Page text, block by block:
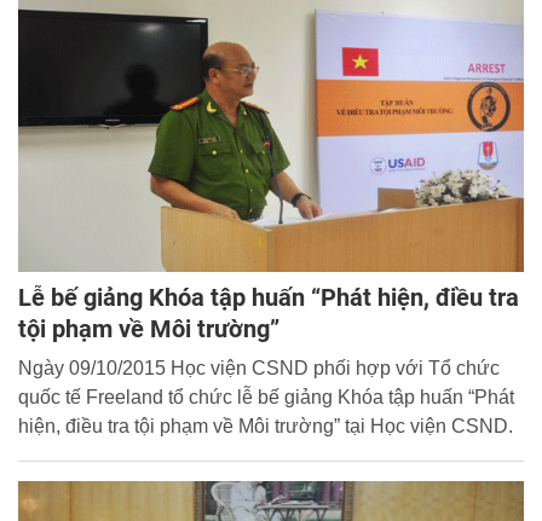
Lễ bế giảng Khóa tập huấn “Phát hiện, điều tra
tội phạm về Môi trường”
Ngày 09/10/2015 Học viện CSND phối hợp với Tổ chức
quốc tế Freeland tổ chức lễ bế giảng Khóa tập huấn “Phát
hiện, điều tra tội phạm về Môi trường” tại Học viện CSND.